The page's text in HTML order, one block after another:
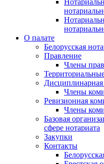
О палате
Белорусская
Правление
Члены
Дисциплинарная
Члены
Ревизионная
Члены
Базовая
сфере нотариата
Закупки
Контакты